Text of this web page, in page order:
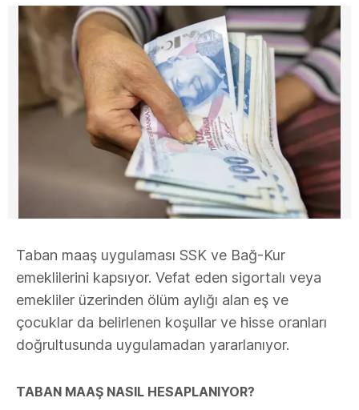
Taban maaş uygulaması SSK ve Bağ-Kur
emeklilerini kapsıyor. Vefat eden sigortalı veya
emekliler üzerinden ölüm aylığı alan eş ve
çocuklar da belirlenen koşullar ve hisse oranları
doğrultusunda uygulamadan yararlanıyor.
TABAN MAAŞ NASIL HESAPLANIYOR?